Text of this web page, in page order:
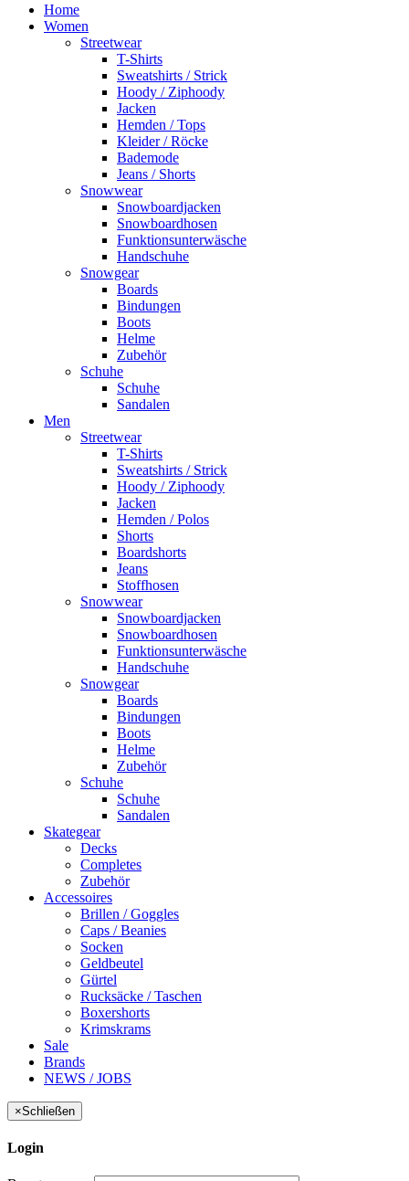
Home
Women
Streetwear
T-Shirts
Sweatshirts / Strick
Hoody / Ziphoody
Jacken
Hemden / Tops
Kleider / Röcke
Bademode
Jeans / Shorts
Snowwear
Snowboardjacken
Snowboardhosen
Funktionsunterwäsche
Handschuhe
Snowgear
Boards
Bindungen
Boots
Helme
Zubehör
Schuhe
Schuhe
Sandalen
Men
Streetwear
T-Shirts
Sweatshirts / Strick
Hoody / Ziphoody
Jacken
Hemden / Polos
Shorts
Boardshorts
Jeans
Stoffhosen
Snowwear
Snowboardjacken
Snowboardhosen
Funktionsunterwäsche
Handschuhe
Snowgear
Boards
Bindungen
Boots
Helme
Zubehör
Schuhe
Schuhe
Sandalen
Skategear
Decks
Completes
Zubehör
Accessoires
Brillen / Goggles
Caps / Beanies
Socken
Geldbeutel
Gürtel
Rucksäcke / Taschen
Boxershorts
Krimskrams
Sale
Brands
NEWS / JOBS
×Schließen
Login